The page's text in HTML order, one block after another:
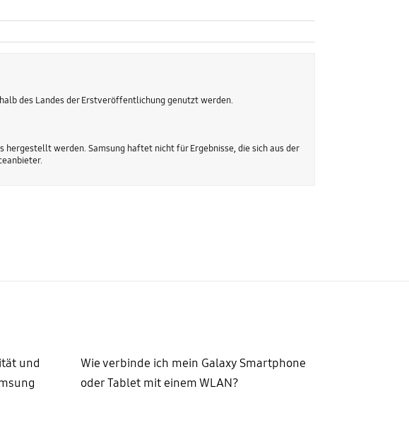
des Landes der Erstveröffentlichung genutzt werden.
werden. Samsung haftet nicht für Ergebnisse, die sich aus der
und
Wie verbinde ich mein Galaxy Smartphone
oder Tablet mit einem WLAN?